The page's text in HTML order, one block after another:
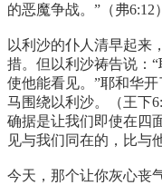
的恶魔争战。”（弗6:12
以利沙的仆人清早起来
措。但以利沙祷告说：
使他能看见。”耶和华
马围绕以利沙。（王下
确据是让我们即使在四
见与我们同在的，比与
今天，那个让你灰心丧